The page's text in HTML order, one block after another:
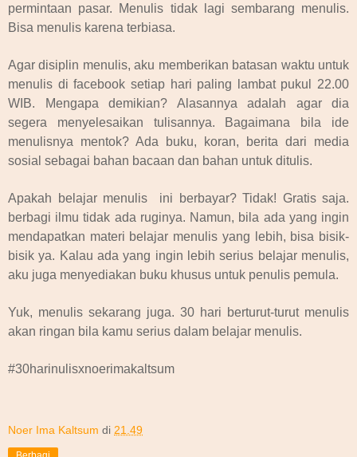
permintaan pasar. Menulis tidak lagi sembarang menulis.
Bisa menulis karena terbiasa.
Agar disiplin menulis, aku memberikan batasan waktu untuk
menulis di facebook setiap hari paling lambat pukul 22.00
WIB. Mengapa demikian? Alasannya adalah agar dia
segera menyelesaikan tulisannya. Bagaimana bila ide
menulisnya mentok? Ada buku, koran, berita dari media
sosial sebagai bahan bacaan dan bahan untuk ditulis.
Apakah belajar menulis
ini berbayar? Tidak! Gratis saja.
berbagi ilmu tidak ada ruginya. Namun, bila ada yang ingin
mendapatkan materi belajar menulis yang lebih, bisa bisik-
bisik ya. Kalau ada yang ingin lebih serius belajar menulis,
aku juga menyediakan buku khusus untuk penulis pemula.
Yuk, menulis sekarang juga. 30 hari berturut-turut menulis
akan ringan bila kamu serius dalam belajar menulis.
#30harinulisxnoerimakaltsum
Noer Ima Kaltsum di 21.49